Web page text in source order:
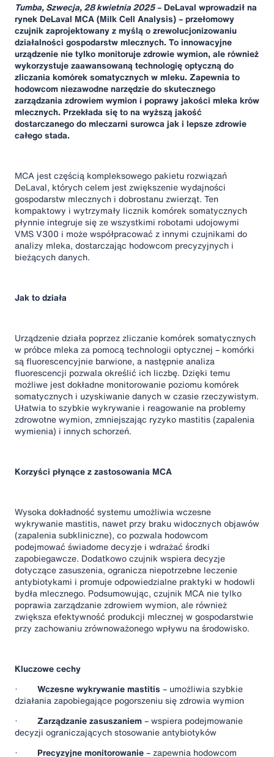
Tumba, Szwecja, 28 kwietnia 2025– DeLaval wprowadził na
rynek DeLaval MCA (Milk Cell Analysis) – przełomowy
czujnik zaprojektowany z myślą o zrewolucjonizowaniu
działalności gospodarstw mlecznych. To innowacyjne
urządzenie nie tylko monitoruje zdrowie wymion, ale również
wykorzystuje zaawansowaną technologię optyczną do
zliczania komórek somatycznych w mleku. Zapewnia to
hodowcom niezawodne narzędzie do skutecznego
zarządzania zdrowiem wymion i poprawy jakości mleka krów
mlecznych. Przekłada się to na wyższą jakość
dostarczanego do mleczarni surowca jak i lepsze zdrowie
całego stada.
MCA jest częścią kompleksowego pakietu rozwiązań
DeLaval, których celem jest zwiększenie wydajności
gospodarstw mlecznych i dobrostanu zwierząt. Ten
kompaktowy i wytrzymały licznik komórek somatycznych
płynnie integruje się ze wszystkimi robotami udojowymi
VMS V300 i może współpracować z innymi czujnikami do
analizy mleka, dostarczając hodowcom precyzyjnych i
bieżących danych.
Jak to działa
Urządzenie działa poprzez zliczanie komórek somatycznych
w próbce mleka za pomocą technologii optycznej – komórki
są fluorescencyjnie barwione, a następnie analiza
fluorescencji pozwala określić ich liczbę. Dzięki temu
możliwe jest dokładne monitorowanie poziomu komórek
somatycznych i uzyskiwanie danych w czasie rzeczywistym.
Ułatwia to szybkie wykrywanie i reagowanie na problemy
zdrowotne wymion, zmniejszając ryzyko mastitis (zapalenia
wymienia) i innych schorzeń.
Korzyści płynące z zastosowania MCA
Wysoka dokładność systemu umożliwia wczesne
wykrywanie mastitis, nawet przy braku widocznych objawów
(zapalenia subkliniczne), co pozwala hodowcom
podejmować świadome decyzje i wdrażać środki
zapobiegawcze. Dodatkowo czujnik wspiera decyzje
dotyczące zasuszenia, ogranicza niepotrzebne leczenie
antybiotykami i promuje odpowiedzialne praktyki w hodowli
bydła mlecznego. Podsumowując, czujnik MCA nie tylko
poprawia zarządzanie zdrowiem wymion, ale również
zwiększa efektywność produkcji mlecznej w gospodarstwie
przy zachowaniu zrównoważonego wpływu na środowisko.
Kluczowe cechy
· Wczesne wykrywanie mastitis – umożliwia szybkie
działania zapobiegające pogorszeniu się zdrowia wymion
· Zarządzanie zasuszaniem– wspiera podejmowanie
decyzji ograniczających stosowanie antybiotyków
· Precyzyjne monitorowanie– zapewnia hodowcom